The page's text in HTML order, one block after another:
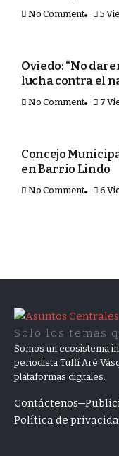
No Comment 5
Oviedo: “No
lucha contra el
No Comment 7
Concejo
en Barrio Lindo
No Comment 6
Solo los temas
Somos un ecosistema
periodista Tuffí Aré
plataformas digitales.
Contáctenos
Política de